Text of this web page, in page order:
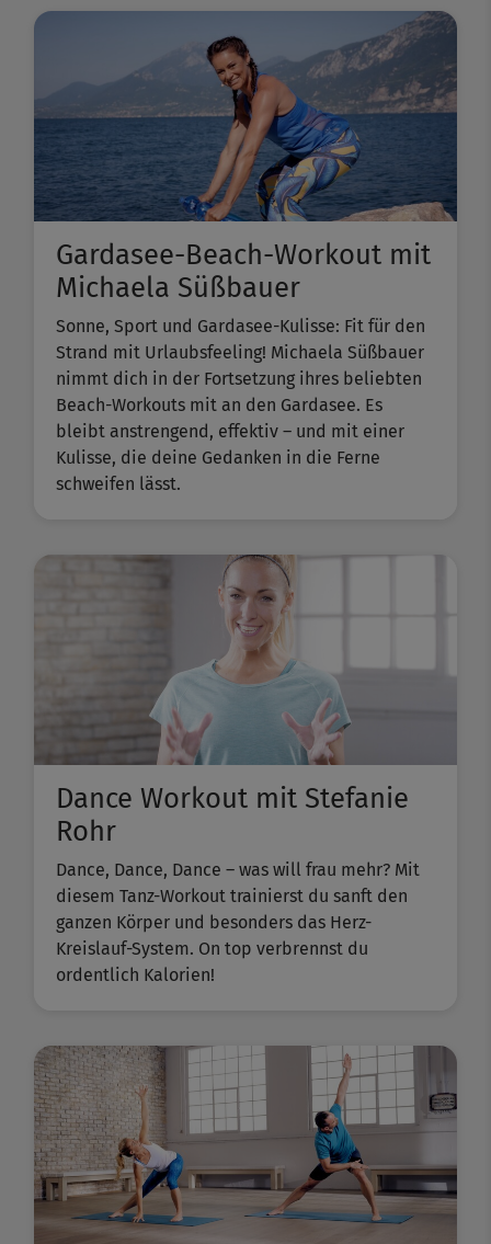
Gardasee-Beach-Workout mit
Michaela Süßbauer
Sonne, Sport und Gardasee-Kulisse: Fit für den
Strand mit Urlaubsfeeling! Michaela Süßbauer
nimmt dich in der Fortsetzung ihres beliebten ​
Beach-Workouts​ mit an den Gardasee. Es
bleibt anstrengend, effektiv – und mit einer
Kulisse, die deine Gedanken in die Ferne
schweifen lässt.
Dance Workout mit Stefanie
Rohr
Dance, Dance, Dance – was will frau mehr? Mit
diesem Tanz-Workout trainierst du sanft den
ganzen Körper und besonders das Herz-
Kreislauf-System. On top verbrennst du
ordentlich Kalorien!